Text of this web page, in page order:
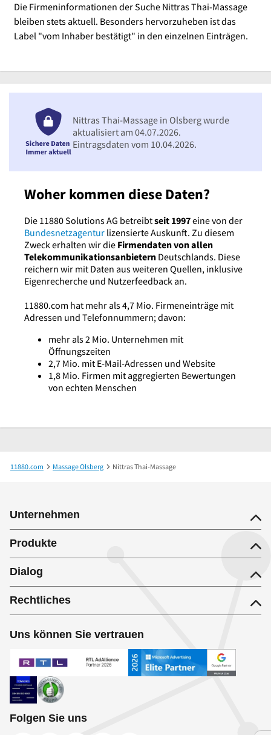
Die Firmeninformationen der Suche Nittras Thai-Massage
bleiben stets aktuell. Besonders hervorzuheben ist das
Label "vom Inhaber bestätigt" in den einzelnen Einträgen.
Woher kommen diese Daten?
Die 11880 Solutions AG betreibtseit 1997eine von der
Bundesnetzagentur lizensierte Auskunft. Zu diesem
Zweck erhalten wir die Firmendaten von allen
Telekommunikationsanbietern Deutschlands. Diese
reichern wir mit Daten aus weiteren Quellen, inklusive
Eigenrecherche und Nutzerfeedback an.
11880.com hat mehr als 4,7 Mio. Firmeneinträge mit
Adressen und Telefonnummern; davon:
mehr als 2 Mio. Unternehmen mit
Öffnungszeiten
2,7 Mio. mit E-Mail-Adressen und Website
1,8 Mio. Firmen mit aggregierten Bewertungen
von echten Menschen
Nittras Thai-Massage in Olsberg wurde
aktualisiert am 04.07.2026.
Eintragsdaten vom 10.04.2026.
11880.com Massage Olsberg Nittras Thai-Massage
Unternehmen
Produkte
Dialog
Rechtliches
Uns können Sie vertrauen
Folgen Sie uns